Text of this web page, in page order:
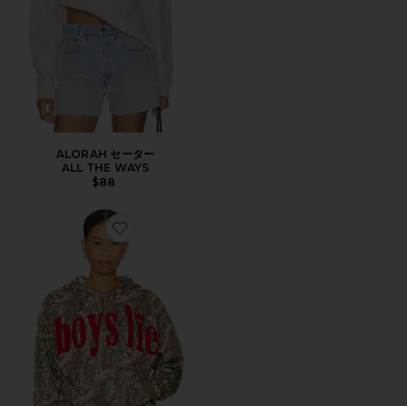
ALORAH セーター
ALL THE WAYS
$88
Favorite MANHUNT RACER パーカー